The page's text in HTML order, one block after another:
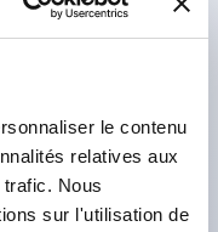
le contenu
relatives aux
Nous
sur l'utilisation de
est un
et polyvalent,
et le changement